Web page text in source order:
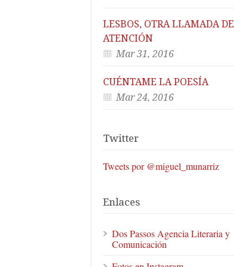
LESBOS, OTRA LLAMADA DE
ATENCIÓN
Mar 31, 2016
CUÉNTAME LA POESÍA
Mar 24, 2016
Twitter
Tweets por @miguel_munarriz
Enlaces
Dos Passos Agencia Literaria y
Comunicación